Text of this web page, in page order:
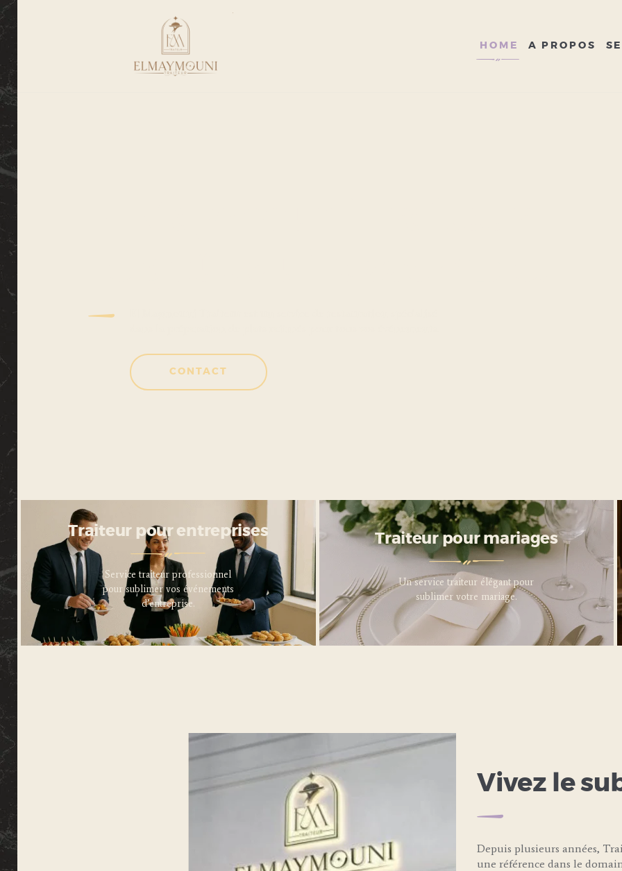
HOME A PROPOS
CONTACT
Traiteur pour entreprises
Service traiteur professionnel
pour sublimer vos événements
d’entreprise.
Traiteur pour entreprises
Service traiteur professionnel
pour sublimer vos événements
d’entreprise.
LEARN MORE
Traiteur pour mariages
Un service traiteur élégant pour
sublimer votre mariage.
Vivez le
Depuis plusieurs années,
une référence dans le